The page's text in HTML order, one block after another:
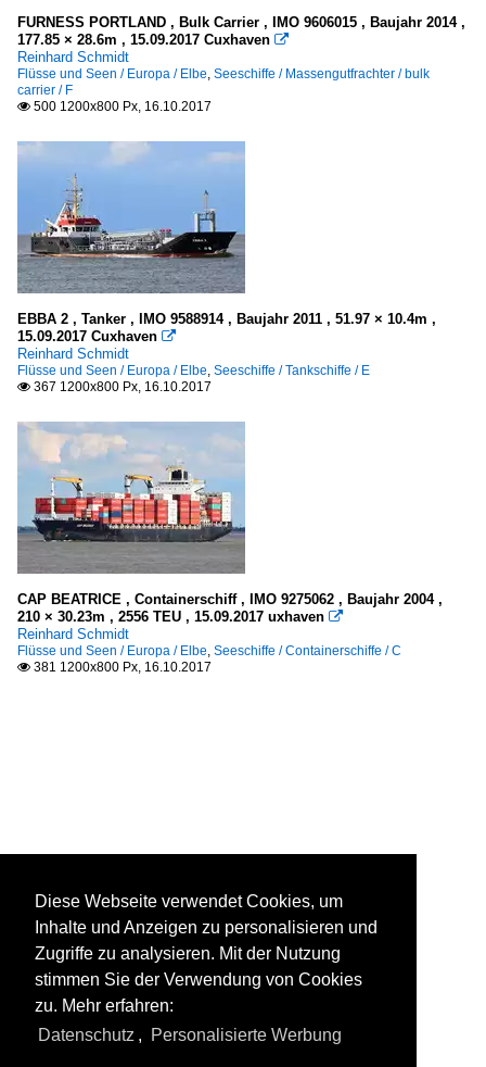
FURNESS PORTLAND , Bulk Carrier , IMO 9606015 , Baujahr 2014 ,
177.85 × 28.6m , 15.09.2017 Cuxhaven 
Reinhard Schmidt
Flüsse und Seen / Europa / Elbe, Seeschiffe / Massengutfrachter / bulk
carrier / F
 500 1200x800 Px, 16.10.2017
EBBA 2 , Tanker , IMO 9588914 , Baujahr 2011 , 51.97 × 10.4m ,
15.09.2017 Cuxhaven 
Reinhard Schmidt
Flüsse und Seen / Europa / Elbe, Seeschiffe / Tankschiffe / E
 367 1200x800 Px, 16.10.2017
CAP BEATRICE , Containerschiff , IMO 9275062 , Baujahr 2004 ,
210 × 30.23m , 2556 TEU , 15.09.2017 uxhaven 
Reinhard Schmidt
Flüsse und Seen / Europa / Elbe, Seeschiffe / Containerschiffe / C
 381 1200x800 Px, 16.10.2017
Diese Webseite verwendet Cookies, um
Inhalte und Anzeigen zu personalisieren und
Zugriffe zu analysieren. Mit der Nutzung
stimmen Sie der Verwendung von Cookies
zu. Mehr erfahren:
Datenschutz , Personalisierte Werbung